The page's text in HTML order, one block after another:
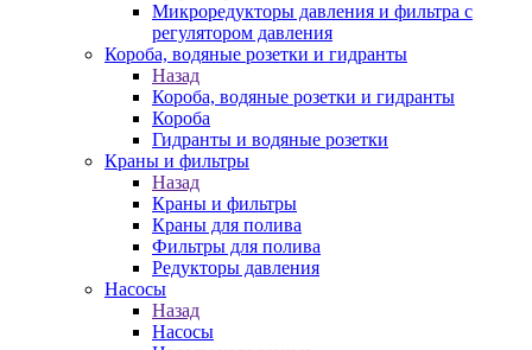
Микроредукторы давления и фильтра с
регулятором давления
Короба, водяные розетки и гидранты
Назад
Короба, водяные розетки и гидранты
Короба
Гидранты и водяные розетки
Краны и фильтры
Назад
Краны и фильтры
Краны для полива
Фильтры для полива
Редукторы давления
Насосы
Назад
Насосы